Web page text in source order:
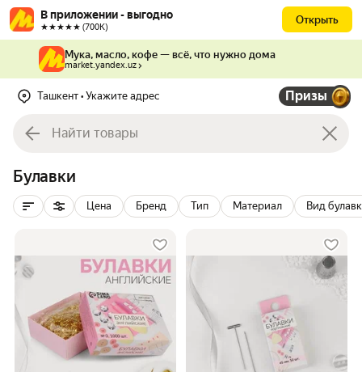
В приложении - выгодно
★★★★★ (700К)
Открыть
Мука, масло, кофе — всё, что нужно дома
market.yandex.uz
Ташкент • Укажите адрес Призы
Булавки
Цена Бренд Тип Материал Вид